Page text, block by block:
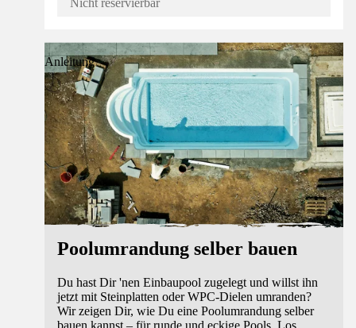
Nicht reservierbar
Anleitung
Poolumrandung selber bauen
Du hast Dir 'nen Einbaupool zugelegt und willst ihn
jetzt mit Steinplatten oder WPC-Dielen umranden?
Wir zeigen Dir, wie Du eine Poolumrandung selber